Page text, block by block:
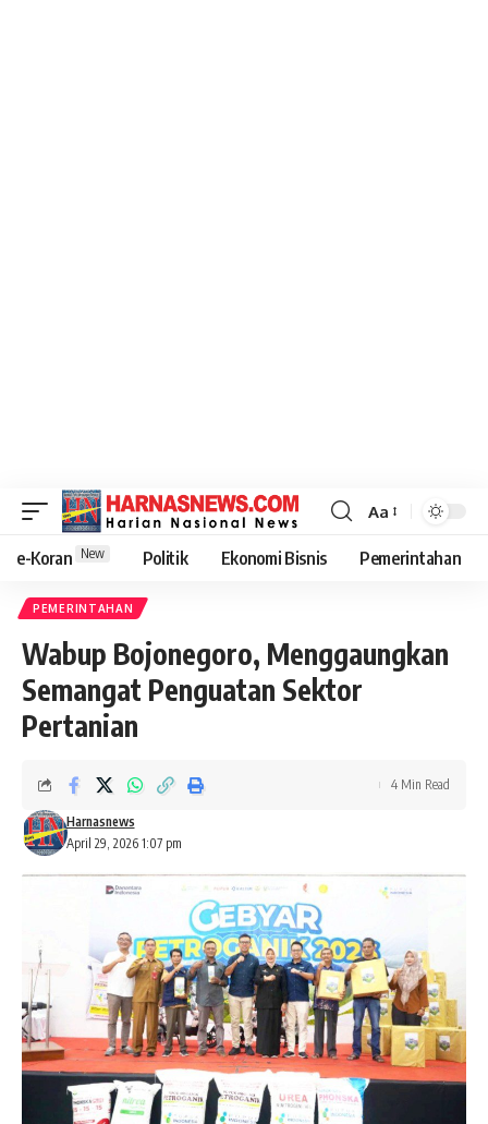
Aa
e-Koran New Politik Ekonomi Bisnis Pemerintahan
PEMERINTAHAN
Wabup Bojonegoro, Menggaungkan
Semangat Penguatan Sektor
Pertanian
April 29, 2026 1:07 pm
Harnasnews
4 Min Read